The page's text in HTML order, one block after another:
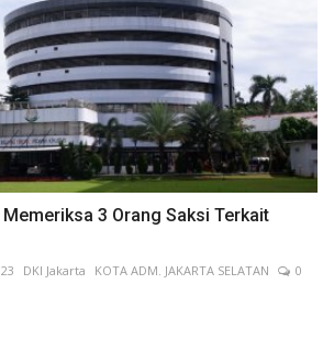
3 Orang Saksi Terkait
DKI Jakarta KOTA ADM. JAKARTA SELATAN
0